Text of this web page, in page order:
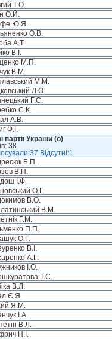
Т.О.
О.Й.
Ю.Я.
О.В.
А.Т.
В.І.
М.П.
В.М.
М.М.
Д.О.
Г.С.
С.К.
А.В.
Ф.І.
України (о)
38
Відсутні:1
Б.П.
В.П.
І.Ф.
О.Г.
В.О.
В.М.
Г.М.
П.П.
О.Г.
В.І.
А.Г.
І.О.
Т.С.
В.Л.
Є.Я.
Я.М.
І.А.
В.Л.
Н.І.